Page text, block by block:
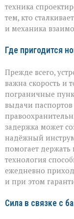
техника
тем, кто
и механика
Где пригодится
Прежде всего,
важна скорость и
пограничные
выдачи
задержка может
надёжный
помогает
технология
ежедневно
и при этом
Сила в связке с